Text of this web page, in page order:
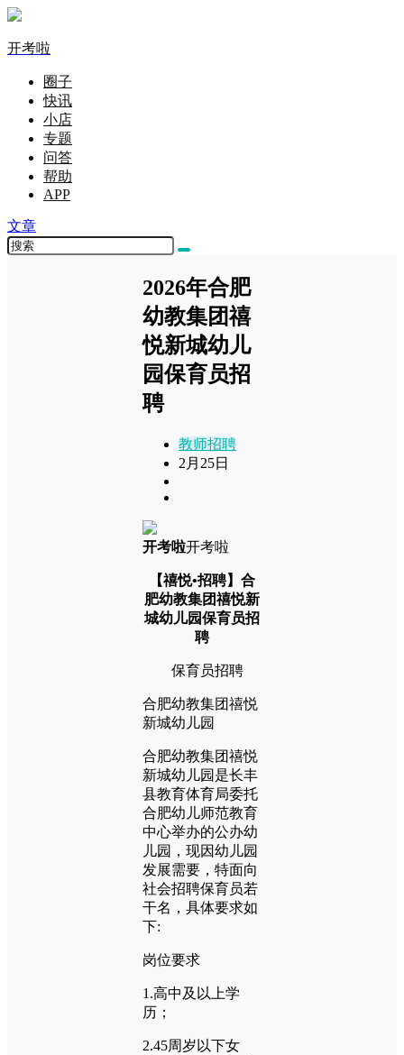
开考啦
圈子
快讯
小店
专题
问答
帮助
APP
文章
2026年合肥
幼教集团禧
悦新城幼儿
园保育员招
聘
教师招聘
2月25日
开考啦开考啦
【禧悦•招聘】合
肥幼教集团禧悦新
城幼儿园保育员招
聘
保育员招聘
合肥幼教集团禧悦
新城幼儿园
合肥幼教集团禧悦
新城幼儿园是长丰
县教育体育局委托
合肥幼儿师范教育
中心举办的公办幼
儿园，现因幼儿园
发展需要，特面向
社会招聘保育员若
干名，具体要求如
下:
岗位要求
1.高中及以上学
历；
2.45周岁以下女